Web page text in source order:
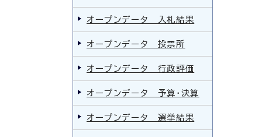
オープンデータ 入札結果
オープンデータ 投票所
オープンデータ 行政評価
オープンデータ 予算・決算
オープンデータ 選挙結果